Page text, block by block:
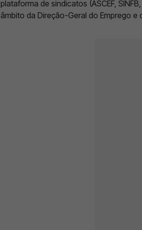
plataforma de sindicatos (ASCEF,
âmbito da Direção-Geral do Emprego e